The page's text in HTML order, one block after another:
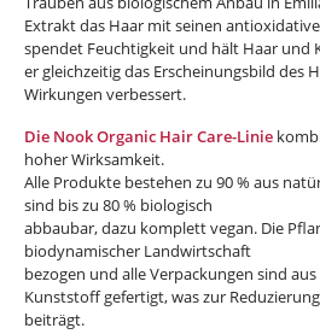
Extrakt das Haar mit seinen
spendet Feuchtigkeit und hält Haar und
er gleichzeitig das Erscheinungsbild des
Wirkungen verbessert.
Die Nook Organic Hair Care-Linie
hoher Wirksamkeit.
Alle Produkte bestehen zu 90 % aus
sind bis zu 80 % biologisch
abbaubar, dazu komplett vegan. Die
biodynamischer Landwirtschaft
bezogen und alle Verpackungen sind
Kunststoff gefertigt, was zur
beiträgt.